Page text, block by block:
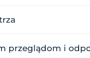
przeglądom i